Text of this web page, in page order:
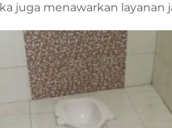
juga menawarkan layanan